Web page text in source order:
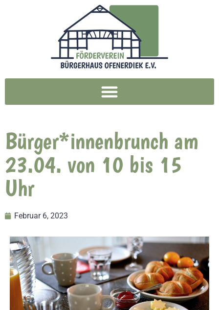
Bürger*innenbrunch am
23.04. von 10 bis 15
Uhr
Februar 6, 2023